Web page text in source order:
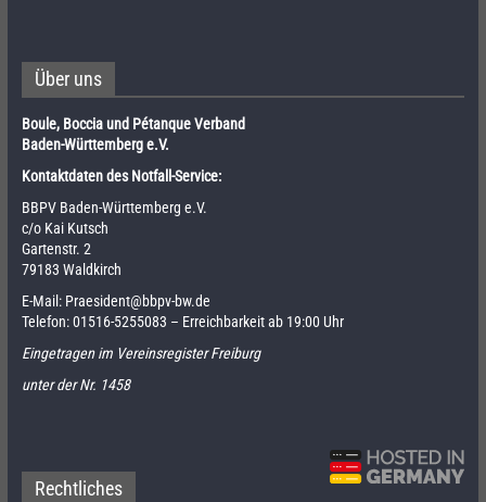
Über uns
Boule, Boccia und Pétanque Verband
Baden-Württemberg e.V.
Kontaktdaten des Notfall-Service:
BBPV Baden-Württemberg e.V.
c/o Kai Kutsch
Gartenstr. 2
79183 Waldkirch
E-Mail: Praesident@bbpv-bw.de
Telefon:01516-5255083 – Erreichbarkeit ab 19:00 Uhr
Eingetragen im Vereinsregister Freiburg
unter der Nr. 1458
Rechtliches